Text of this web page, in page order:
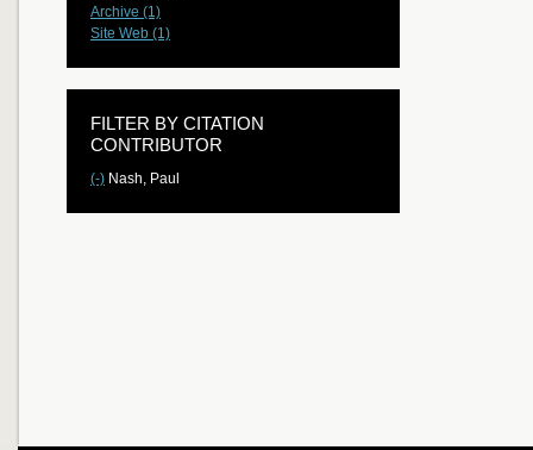
Archive (1)
Site Web (1)
FILTER BY CITATION
CONTRIBUTOR
(-) Nash, Paul